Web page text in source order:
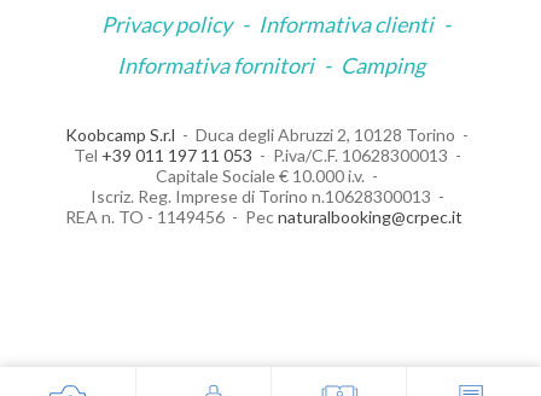
Privacy policy - Informativa clienti -
Informativa fornitori - Camping
Koobcamp S.r.l
Duca degli Abruzzi 2, 10128 Torino
Tel +39 011 197 11 053
P.iva/C.F. 10628300013
Capitale Sociale € 10.000 i.v.
Iscriz. Reg. Imprese di Torino n.10628300013
REA n. TO - 1149456
Pecnaturalbooking@crpec.it